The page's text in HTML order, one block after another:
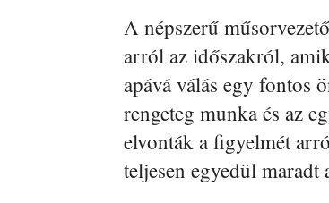
A népszerű
arról az időszakról,
apává válás egy fontos
rengeteg munka és az
elvonták a figyelmét
teljesen egyedül maradt